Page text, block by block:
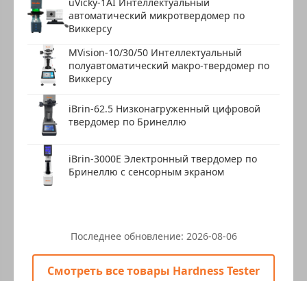
автоматический микротвердомер по
Виккерсу
MVision-10/30/50 Интеллектуальный
полуавтоматический макро-твердомер по
Виккерсу
iBrin-62.5 Низконагруженный цифровой
твердомер по Бринеллю
iBrin-3000E Электронный твердомер по
Бринеллю с сенсорным экраном
Последнее обновление: 2026-08-06
Смотреть все товары Hardness Tester